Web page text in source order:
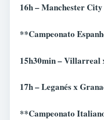
16h – Manchester
**Campeonato
15h30min – Villarreal
17h – Leganés x
**Campeonato